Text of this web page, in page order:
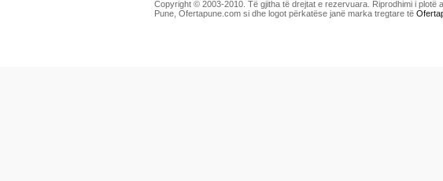
Copyright © 2003-2010. Të gjitha të drejtat e rezervuara. Riprodhimi i
Pune, Ofertapune.com si dhe logot përkatëse janë marka tregtare të